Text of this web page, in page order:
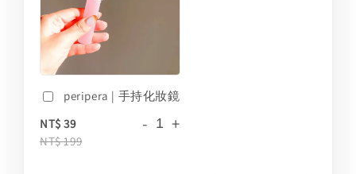
peripera | 手持化妝鏡
NT$ 39
NT$ 199
- +